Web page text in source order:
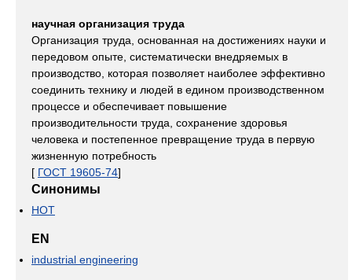
научная организация труда
Организация труда, основанная на достижениях науки и
передовом опыте, систематически внедряемых в
производство, которая позволяет наиболее эффективно
соединить технику и людей в едином производственном
процессе и обеспечивает повышение
производительности труда, сохранение здоровья
человека и постепенное превращение труда в первую
жизненную потребность
[ ГОСТ 19605-74]
Синонимы
НОТ
EN
industrial engineering